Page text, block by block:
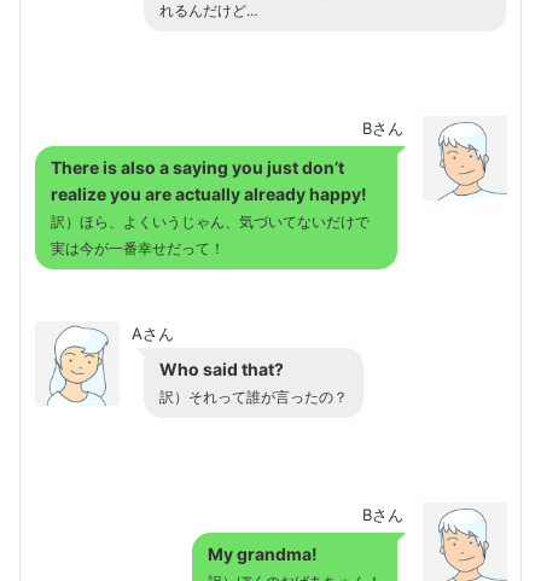
れるんだけど…
Bさん
There is also a saying you just don’t
realize you are actually already happy!
訳）ほら、よくいうじゃん、気づいてないだけで
実は今が一番幸せだって！
Aさん
Who said that?
訳）それって誰が言ったの？
Bさん
My grandma!